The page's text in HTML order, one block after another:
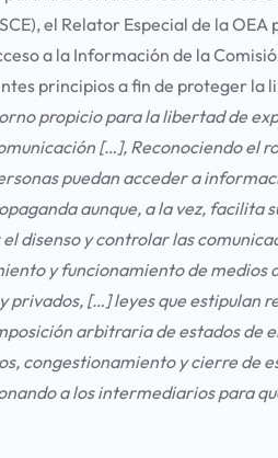
el Relator Especial de la
a la Información de la
principios a fin de proteger la
propicio para la libertad de
[…], Reconociendo el
puedan acceder a
aunque, a la vez, facilita
disenso y controlar las
y funcionamiento de medios
privados, […] leyes que estipulan
arbitraria de estados de
congestionamiento y cierre de
a los intermediarios para